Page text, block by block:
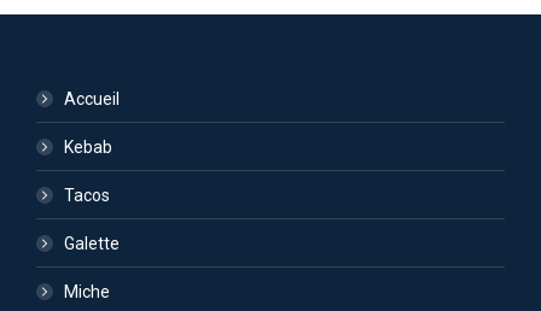
Accueil
Kebab
Tacos
Galette
Miche